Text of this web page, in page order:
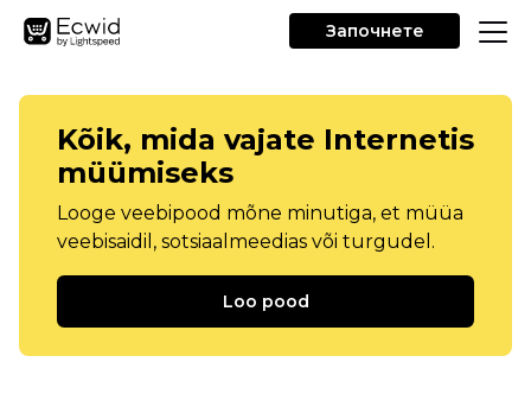
Започнете
Kõik, mida vajate Internetis
müümiseks
Looge veebipood mõne minutiga, et müüa
veebisaidil, sotsiaalmeedias või turgudel.
Loo pood